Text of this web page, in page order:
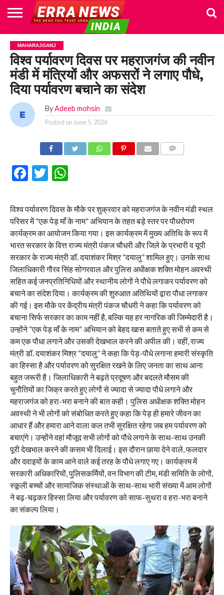
HOME
POLITICS
NEWS
BUSINESS
CULTURE
NATIONAL
SPORTS
LIFESTYLE
TRAVEL
OPINION
BREAKING
NEWS
ENTERTAINMENT
WORLD
CRIME
JOIN
US
MAHARAJGANJ
विश्व पर्यावरण दिवस पर महराजगंज की नवीन
मंडी में मंत्रियों और अफसरों ने लगाए पौधे,
दिया पर्यावरण बचाने का संदेश
By Adeeb mohsin
Posted on June 5, 2026
Facebook
Twitter
WhatsApp
विश्व पर्यावरण दिवस के मौके पर शुक्रवार को महराजगंज के नवीन मंडी स्थल
परिसर में “एक पेड़ माँ के नाम” अभियान के तहत बड़े स्तर पर पौधरोपण
कार्यक्रम का आयोजन किया गया। इस कार्यक्रम में मुख्य अतिथि के रूप में
भारत सरकार के वित्त राज्य मंत्री पंकज चौधरी और जिले के प्रभारी व यूपी
सरकार के राज्य मंत्री डॉ. दयाशंकर मिश्र “दयालु” शामिल हुए। उनके साथ
जिलाधिकारी गौरव सिंह सोगरवाल और पुलिस अधीक्षक शक्ति मोहन अवस्थी
सहित कई जनप्रतिनिधियों और स्थानीय लोगों ने पौधे लगाकर पर्यावरण को
बचाने का संदेश दिया। कार्यक्रम की शुरुआत अतिथियों द्वारा पौधा लगाकर
की गई। इस मौके पर केंद्रीय मंत्री पंकज चौधरी ने कहा कि पर्यावरण को
बचाना सिर्फ सरकार का काम नहीं है, बल्कि यह हर नागरिक की जिम्मेदारी है।
उन्होंने “एक पेड़ माँ के नाम” अभियान को बेहद खास बताते हुए सभी से कम से
कम एक पौधा लगाने और उसकी देखभाल करने की अपील की। वहीं, राज्य
मंत्री डॉ. दयाशंकर मिश्र “दयालु” ने कहा कि पेड़-पौधे लगाना हमारी संस्कृति
का हिस्सा है और पर्यावरण को सुरक्षित रखने के लिए जनता का साथ आना
बहुत जरूरी है। जिलाधिकारी ने बढ़ते प्रदूषण और बदलते मौसम की
चुनौतियों का जिक्र करते हुए लोगों से ज्यादा से ज्यादा पौधे लगाने और
महराजगंज को हरा-भरा बनाने की बात कही। पुलिस अधीक्षक शक्ति मोहन
अवस्थी ने भी लोगों को संबोधित करते हुए कहा कि पेड़ ही हमारे जीवन का
आधार हैं और हमारा आने वाला कल तभी सुरक्षित रहेगा जब हम पर्यावरण को
बचाएंगे। उन्होंने वहां मौजूद सभी लोगों को पौधे लगाने के साथ-साथ उनकी
पूरी देखभाल करने की कसम भी दिलाई। इस दौरान छाया देने वाले, फलदार
और दवाइयों के काम आने वाले कई तरह के पौधे लगाए गए। कार्यक्रम में
सरकारी अधिकारियों, पुलिसकर्मियों, वन विभाग की टीम, मंडी समिति के लोगों,
स्कूली बच्चों और सामाजिक संस्थाओं के साथ-साथ भारी संख्या में आम लोगों
ने बढ़-चढ़कर हिस्सा लिया और पर्यावरण को साफ-सुथरा व हरा-भरा बनाने
का संकल्प लिया।